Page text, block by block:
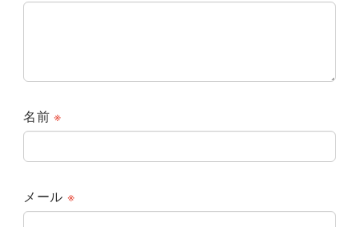
名前※
メール ※